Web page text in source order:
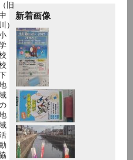
新着画像
（旧
川）